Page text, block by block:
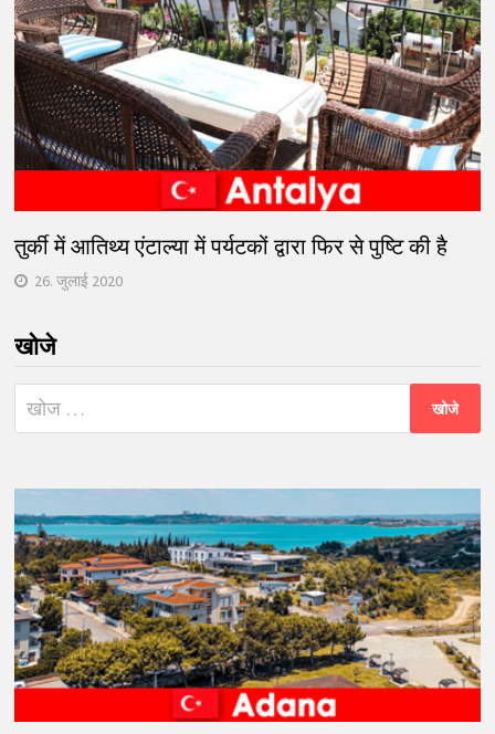
तुर्की में आतिथ्य एंटाल्या में पर्यटकों द्वारा फिर से पुष्टि की है
26. जुलाई 2020
खोजे
निम्न
को